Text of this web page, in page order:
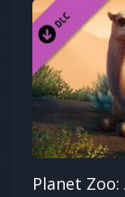
Planet